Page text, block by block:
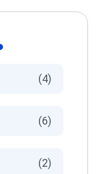
(4)
(6)
(2)